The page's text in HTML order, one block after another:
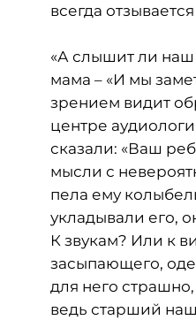
всегда
«А слышит ли
мама – «И мы
зрением видит
центре
сказали: «Ваш
мысли с
пела ему
укладывали его,
К звукам? Или к
засыпающего,
для него
ведь старший